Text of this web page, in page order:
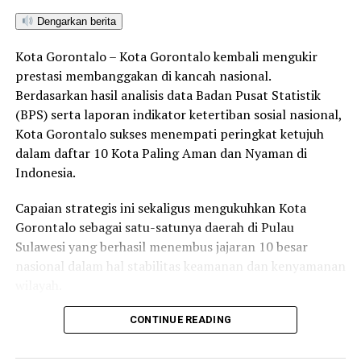
bahwa partisipasi UNG dalam presentasi monitoring dan
evaluasi, menempatkan UNG sebagai salah satu
perguruan tinggi yang berhasil lolos tahap awal
penilaian uji publik bersama sejumlah badan publik
terkemuka lainnya.
“Dari hasil penilaian monitoring dan evaluasi, UNG
diundang untuk memaparkan kebijakan dan strategi
pengelolaan informasi publik bersama kementerian,
BUMN, pemerintah provinsi, partai politik, dan sejumlah
perguruan tinggi lain,” terang Harto Malik.
RELATED TOPICS:
BUDAYA AKADEMIK UNG
MONITORING EVALUASI
PPID UNG
REKTOR UNG EDUART WOLOK
STRATEGI INFORMASI
Dengarkan berita
Kota Gorontalo – Kota Gorontalo kembali mengukir
prestasi membanggakan di kancah nasional.
Berdasarkan hasil analisis data Badan Pusat Statistik
(BPS) serta laporan indikator ketertiban sosial nasional,
Kota Gorontalo sukses menempati peringkat ketujuh
dalam daftar 10 Kota Paling Aman dan Nyaman di
Indonesia.
Capaian strategis ini sekaligus mengukuhkan Kota
Gorontalo sebagai satu-satunya daerah di Pulau
Sulawesi yang berhasil menembus jajaran 10 besar
nasional dalam hal stabilitas keamanan dan kenyamanan
Sebagai pusat pemerintahan, pertumbuhan ekonomi,
CONTINUE READING